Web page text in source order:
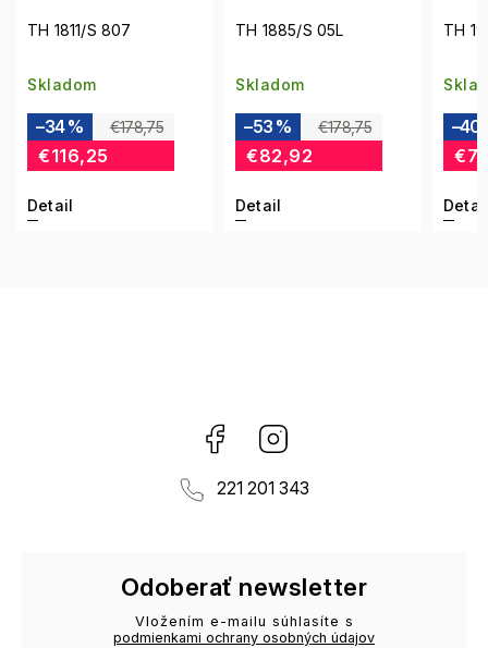
TH 1885/S 05L
Skladom
€178,75
–53 %
€82,92
Detail
TH 1921/RE/S 000
Skladom
€124,58
–40 %
€74,58
Detail
Facebook
221 201 343
Odoberať newsletter
Vložením e-mailu súhlasíte s
podmienkami ochrany osobných údajov